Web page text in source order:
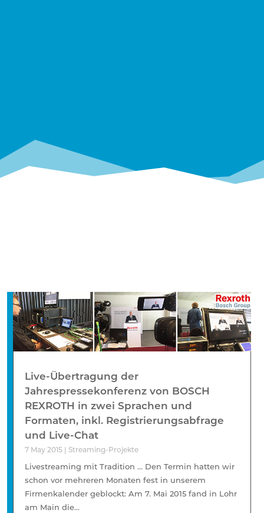
Live-Übertragung der
Jahrespressekonferenz von BOSCH
REXROTH in zwei Sprachen und
Formaten, inkl. Registrierungsabfrage
und Live-Chat
7 May 2015 | Streaming-Projekte
Livestreaming mit Tradition … Den Termin hatten wir
schon vor mehreren Monaten fest in unserem
Firmenkalender geblockt: Am 7. Mai 2015 fand in Lohr
am Main die...